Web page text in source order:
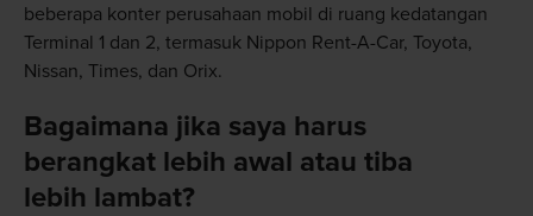
beberapa konter perusahaan mobil di ruang kedatangan
Terminal 1 dan 2, termasuk Nippon Rent-A-Car, Toyota,
Nissan, Times, dan Orix.
Bagaimana jika saya harus
berangkat lebih awal atau tiba
lebih lambat?